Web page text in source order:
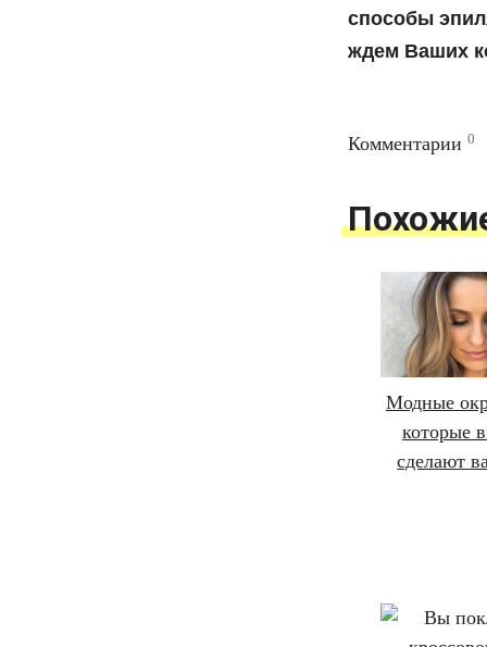
способы
ждем Ваших
Комментарии 0
Модные
которые
сделают